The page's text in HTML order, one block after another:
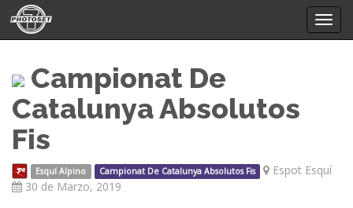
menú
Campionat De
Catalunya Absolutos
Fis
Esquí Alpino Campionat De Catalunya Absolutos Fis
Espot Esquí
30 de Marzo, 2019